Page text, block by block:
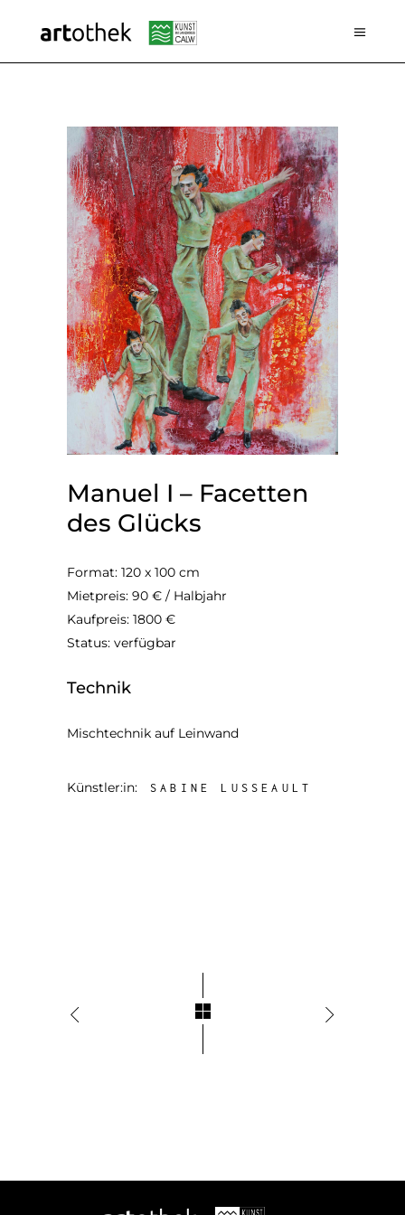
Manuel I – Facetten
des Glücks
Format: 120 x 100 cm
Mietpreis: 90 € / Halbjahr
Kaufpreis: 1800 €
Status: verfügbar
Technik
Mischtechnik auf Leinwand
Künstler:in: SABINE LUSSEAULT